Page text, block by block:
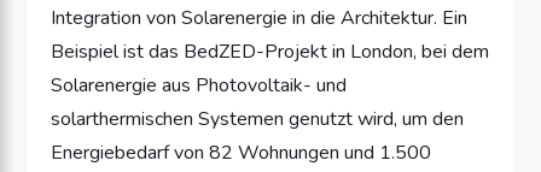
Integration von Solarenergie in die Architektur. Ein
Beispiel ist das BedZED-Projekt in London, bei dem
Solarenergie aus Photovoltaik- und
solarthermischen Systemen genutzt wird, um den
Energiebedarf von 82 Wohnungen und 1.500